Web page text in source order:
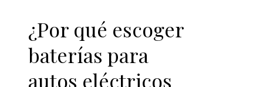
¿Por qué escoger
baterías para
autos eléctricos